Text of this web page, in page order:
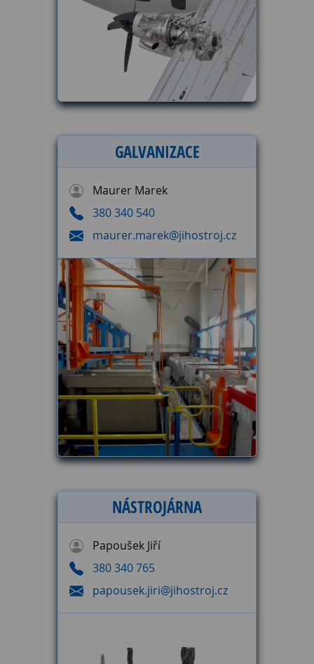
GALVANIZACE
Maurer Marek
380 340 540
maurer.marek@jihostroj.cz
NÁSTROJÁRNA
Papoušek Jiří
380 340 765
papousek.jiri@jihostroj.cz